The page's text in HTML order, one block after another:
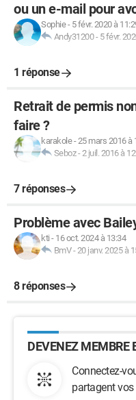
ou un e-mail pour
Sophie- 5 févr. 2020 à
Andy31200- 5 févr.
1 réponse
Retrait de permis
faire ?
karakole-25 mars 2016 à
Seboz-2 juil. 2016 à
7 réponses
Problème avec
kti - 16 oct. 2024 à 13:34
BmV-20 janv. 2025 à
8 réponses
DEVENEZ MEMBRE
Connectez-
partagent vos